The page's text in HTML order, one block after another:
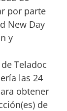
por parte
New Day
y
Teladoc
las 24
obtener
de